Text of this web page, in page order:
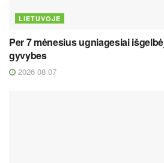
LIETUVOJE
Per 7 mėnesius ugniagesiai
gyvybes
2026 08 07